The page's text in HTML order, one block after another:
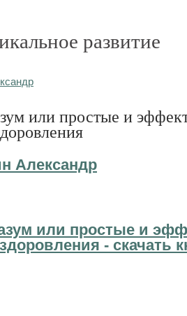
развитие
или простые и
Александр
или простые и
- cкачать